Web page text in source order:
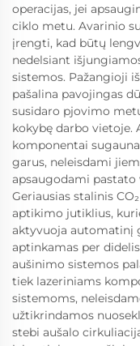
operacijas, jei
ciklo metu. Avarinio
įrengti, kad būtų
nedelsiant
sistemos. Pažangioji
pašalina pavojingas
susidaro pjovimo
kokybę darbo
komponentai
garus, neleisdami
apsaugodami
Geriausias stalinis
aptikimo jutiklius,
aktyvuoja automatinį
aptinkamas per
aušinimo sistemos
tiek lazeriniams
sistemoms,
užtikrindamos
stebi aušalo